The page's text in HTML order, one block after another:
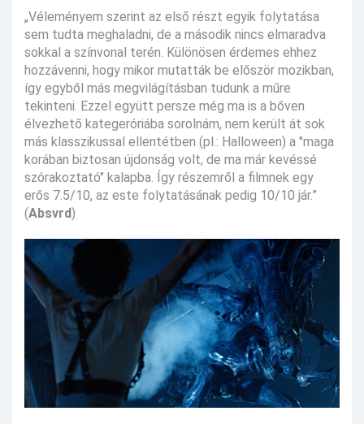
„Véleményem szerint az első részt egyik folytatása
sem tudta meghaladni, de a második nincs elmaradva
sokkal a színvonal terén. Különösen érdemes ehhez
hozzávenni, hogy mikor mutatták be először mozikban,
így egyből más megvilágításban tudunk a műre
tekinteni. Ezzel együtt persze még ma is a bőven
élvezhető kategeróriába sorolnám, nem került át sok
más klasszikussal ellentétben (pl.: Halloween) a "maga
korában biztosan újdonság volt, de ma már kevéssé
szórakoztató" kalapba. Így részemről a filmnek egy
erős 7.5/10, az este folytatásának pedig 10/10 jár.”
(Absvrd)